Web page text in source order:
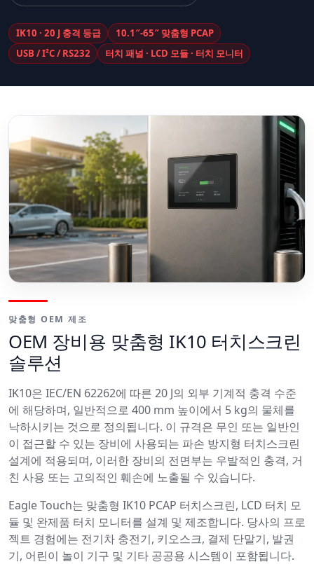
IK10 · 20 J 충격 등급
10.1″-65″ 맞춤형 PCAP
USB / I²C / RS232
터치 패널 · LCD 모듈 · 터치 모니터
맞춤형 OEM 제조
OEM 장비용 맞춤형 IK10 터치스크린
솔루션
IK10은 IEC/EN 62262에 따른 20 J의 외부 기계적 충격 수준
에 해당하며, 일반적으로 400 mm 높이에서 5 kg의 물체를
낙하시키는 것으로 정의됩니다. 이 규격은 무인 또는 일반인
이 접근할 수 있는 장비에 사용되는 파손 방지형 터치스크린
설계에 적용되며, 이러한 장비의 전면부는 우발적인 충격, 거
친 사용 또는 고의적인 훼손에 노출될 수 있습니다.
Eagle Touch는 맞춤형 IK10 PCAP 터치스크린, LCD 터치 모
듈 및 완제품 터치 모니터를 설계 및 제조합니다. 당사의 프로
젝트 경험에는 전기차 충전기, 키오스크, 결제 단말기, 발권
기, 어린이 놀이 기구 및 기타 공공용 시스템이 포함됩니다.